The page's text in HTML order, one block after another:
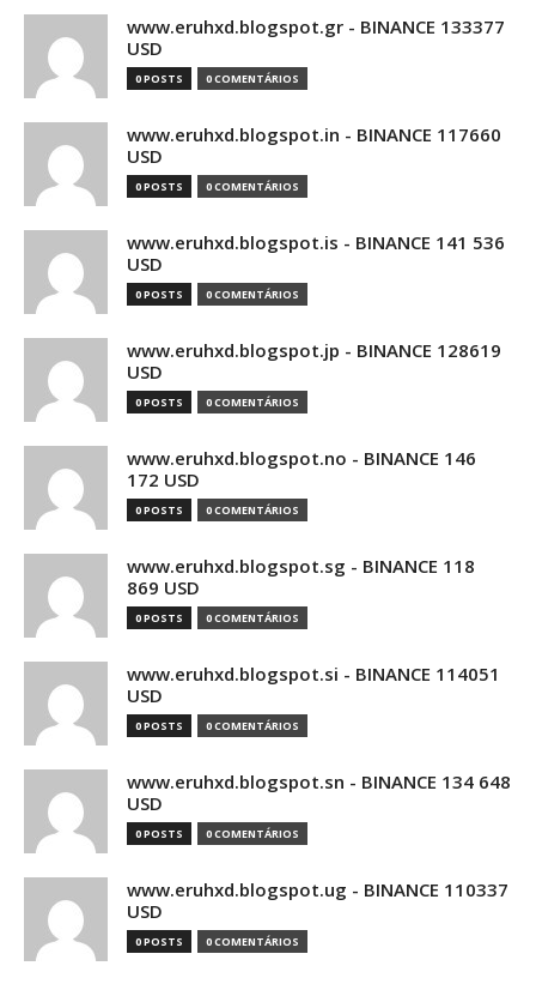
www.eruhxd.blogspot.gr - BINANCE 133377
USD
0 POSTS 0 COMENTÁRIOS
www.eruhxd.blogspot.in - BINANCE 117660
USD
0 POSTS 0 COMENTÁRIOS
www.eruhxd.blogspot.is - BINANCE 141 536
USD
0 POSTS 0 COMENTÁRIOS
www.eruhxd.blogspot.jp - BINANCE 128619
USD
0 POSTS 0 COMENTÁRIOS
www.eruhxd.blogspot.no - BINANCE 146
172 USD
0 POSTS 0 COMENTÁRIOS
www.eruhxd.blogspot.sg - BINANCE 118
869 USD
0 POSTS 0 COMENTÁRIOS
www.eruhxd.blogspot.si - BINANCE 114051
USD
0 POSTS 0 COMENTÁRIOS
www.eruhxd.blogspot.sn - BINANCE 134 648
USD
0 POSTS 0 COMENTÁRIOS
www.eruhxd.blogspot.ug - BINANCE 110337
USD
0 POSTS 0 COMENTÁRIOS